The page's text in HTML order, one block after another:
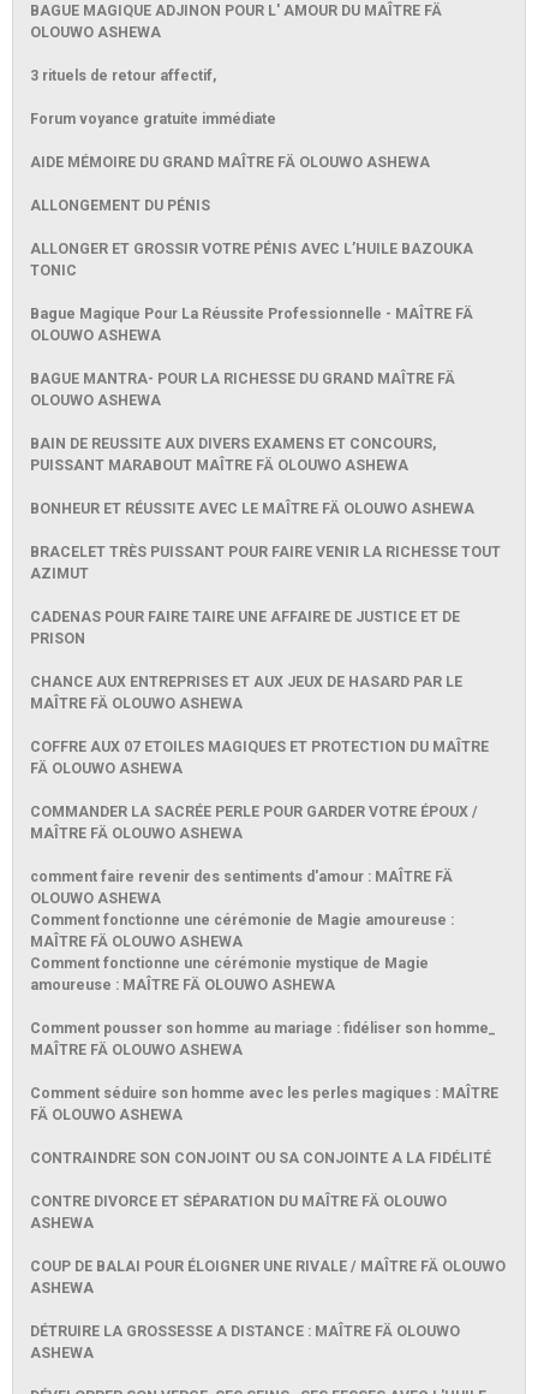
BAGUE MAGIQUE ADJINON POUR L' AMOUR DU MAÎTRE FÄ
OLOUWO ASHEWA
3 rituels de retour affectif,
Forum voyance gratuite immédiate
AIDE MÉMOIRE DU GRAND MAÎTRE FÄ OLOUWO ASHEWA
ALLONGEMENT DU PÉNIS
ALLONGER ET GROSSIR VOTRE PÉNIS AVEC L’HUILE BAZOUKA
TONIC
Bague Magique Pour La Réussite Professionnelle - MAÎTRE FÄ
OLOUWO ASHEWA
BAGUE MANTRA- POUR LA RICHESSE DU GRAND MAÎTRE FÄ
OLOUWO ASHEWA
BAIN DE REUSSITE AUX DIVERS EXAMENS ET CONCOURS,
PUISSANT MARABOUT MAÎTRE FÄ OLOUWO ASHEWA
BONHEUR ET RÉUSSITE AVEC LE MAÎTRE FÄ OLOUWO ASHEWA
BRACELET TRÈS PUISSANT POUR FAIRE VENIR LA RICHESSE TOUT
AZIMUT
CADENAS POUR FAIRE TAIRE UNE AFFAIRE DE JUSTICE ET DE
PRISON
CHANCE AUX ENTREPRISES ET AUX JEUX DE HASARD PAR LE
MAÎTRE FÄ OLOUWO ASHEWA
COFFRE AUX 07 ETOILES MAGIQUES ET PROTECTION DU MAÎTRE
FÄ OLOUWO ASHEWA
COMMANDER LA SACRÉE PERLE POUR GARDER VOTRE ÉPOUX /
MAÎTRE FÄ OLOUWO ASHEWA
comment faire revenir des sentiments d'amour : MAÎTRE FÄ
OLOUWO ASHEWA
Comment fonctionne une cérémonie de Magie amoureuse :
MAÎTRE FÄ OLOUWO ASHEWA
Comment fonctionne une cérémonie mystique de Magie
amoureuse : MAÎTRE FÄ OLOUWO ASHEWA
Comment pousser son homme au mariage : fidéliser son homme_
MAÎTRE FÄ OLOUWO ASHEWA
Comment séduire son homme avec les perles magiques : MAÎTRE
FÄ OLOUWO ASHEWA
CONTRAINDRE SON CONJOINT OU SA CONJOINTE A LA FIDÉLITÉ
CONTRE DIVORCE ET SÉPARATION DU MAÎTRE FÄ OLOUWO
ASHEWA
COUP DE BALAI POUR ÉLOIGNER UNE RIVALE / MAÎTRE FÄ OLOUWO
ASHEWA
DÉTRUIRE LA GROSSESSE A DISTANCE : MAÎTRE FÄ OLOUWO
ASHEWA